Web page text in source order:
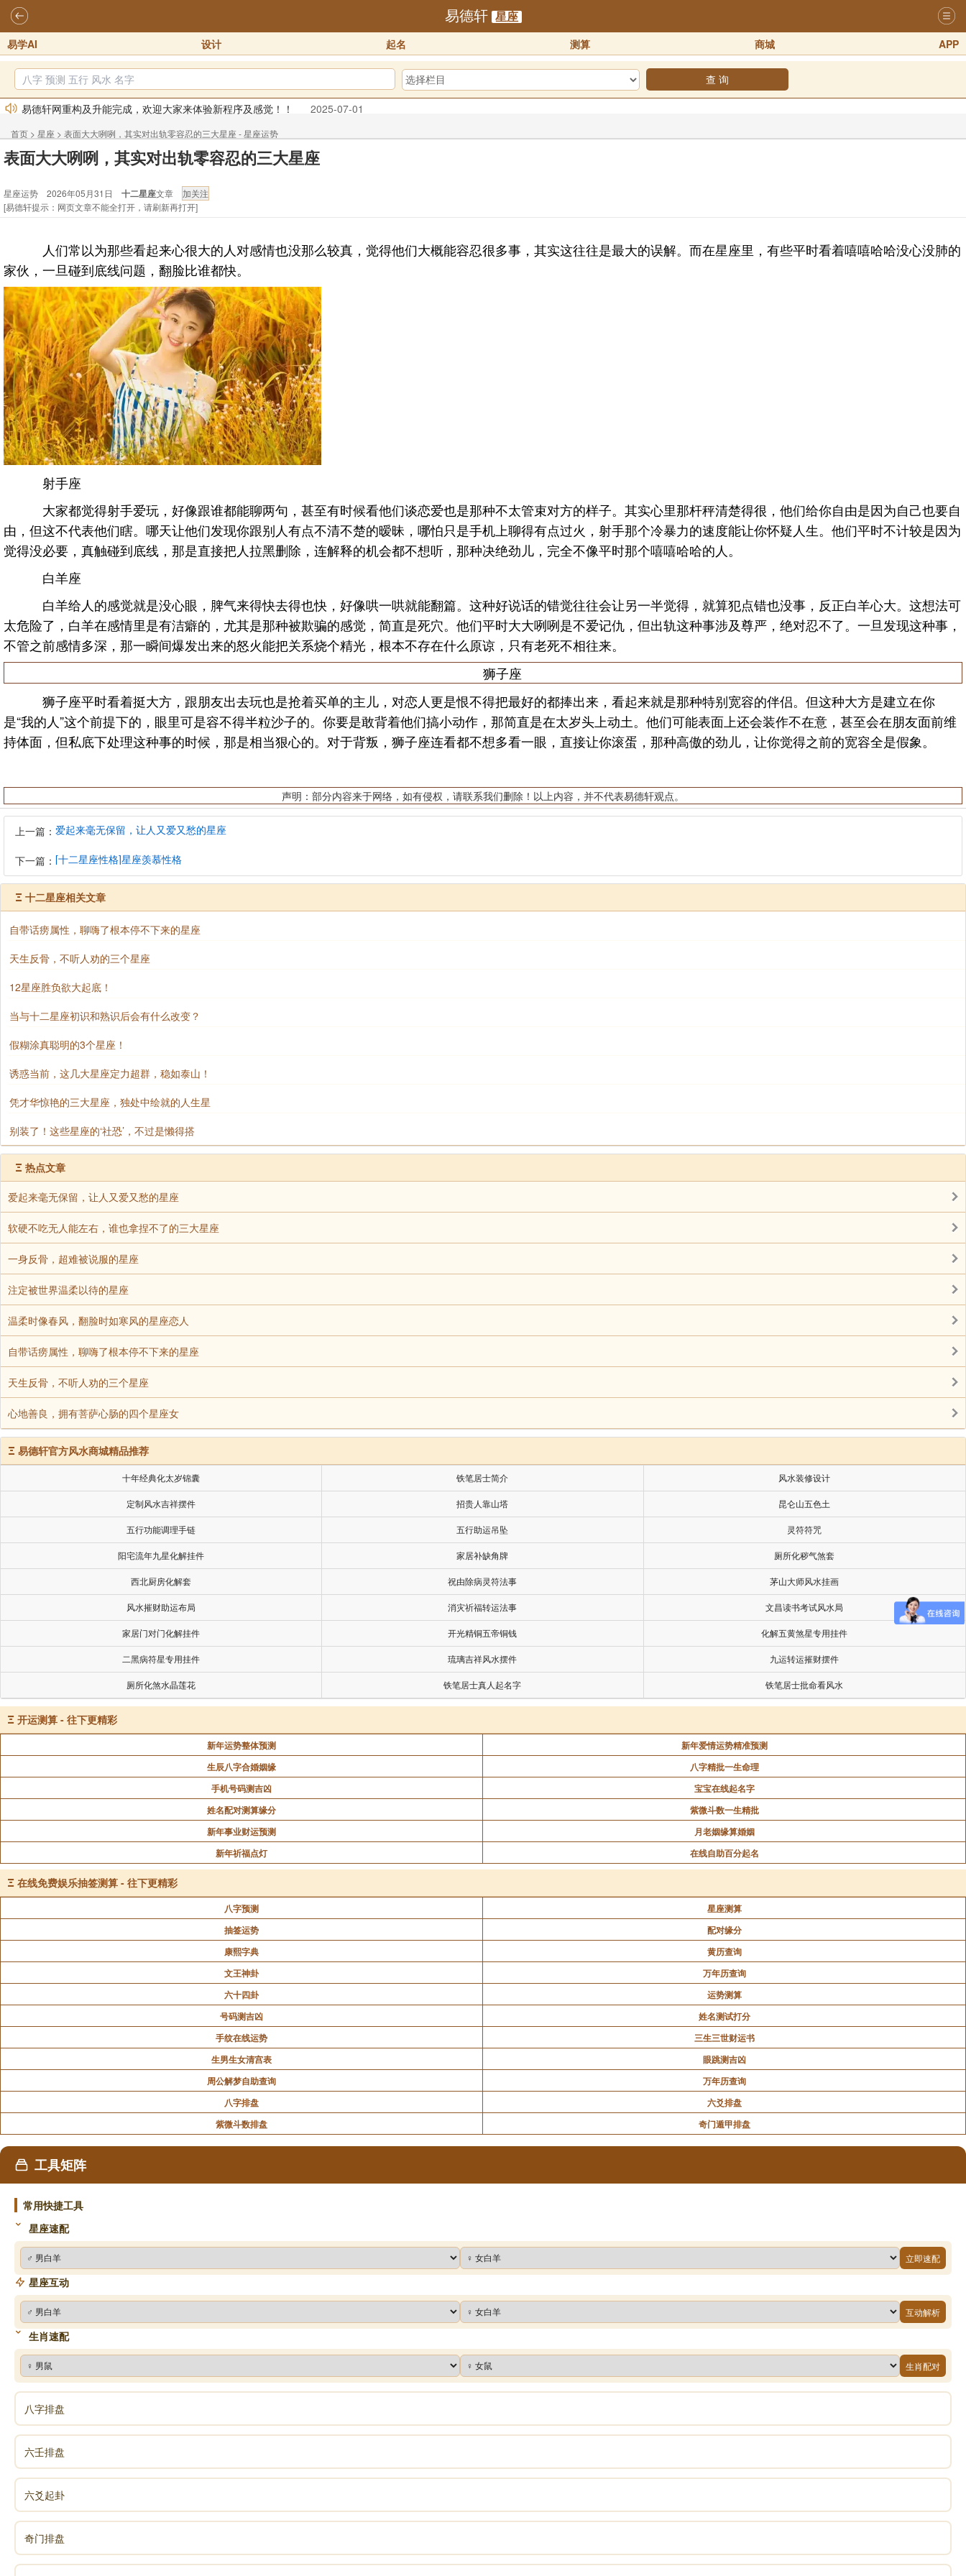
易德轩 星座
易学AI 设计 起名 测算 商城 APP
查 询
易德轩网重构及升能完成，欢迎大家来体验新程序及感觉！！
2025-07-01
2026年化太岁锦囊属马、鼠、牛、龙、兔、狗、鸡生肖化太岁开始预订！！
2026丙午年铁笔居士精批年运说明
2025-10-12
易德轩通告：本网站易德轩商标及LOGO注册声明
易德轩易学ai，ai批八字紫微命理相学，ai智能体客服系统开通，欢迎体验！！
首页 > 星座 > 表面大大咧咧，其实对出轨零容忍的三大星座 - 星座运势
表面大大咧咧，其实对出轨零容忍的三大星座
星座运势 2026年05月31日 十二星座文章
[易德轩提示：网页文章不能全打开，请刷新再打开]
人们常以为那些看起来心很大的人对感情也没那么较真，觉得他们大概能容忍很多事，其实这往往是最大的误解。而在星座里，有些平时看着嘻嘻哈哈没心没肺的
家伙，一旦碰到底线问题，翻脸比谁都快。
射手座
大家都觉得射手爱玩，好像跟谁都能聊两句，甚至有时候看他们谈恋爱也是那种不太管束对方的样子。其实心里那杆秤清楚得很，他们给你自由是因为自己也要自
由，但这不代表他们瞎。哪天让他们发现你跟别人有点不清不楚的暧昧，哪怕只是手机上聊得有点过火，射手那个冷暴力的速度能让你怀疑人生。他们平时不计较是因为
觉得没必要，真触碰到底线，那是直接把人拉黑删除，连解释的机会都不想听，那种决绝劲儿，完全不像平时那个嘻嘻哈哈的人。
白羊座
白羊给人的感觉就是没心眼，脾气来得快去得也快，好像哄一哄就能翻篇。这种好说话的错觉往往会让另一半觉得，就算犯点错也没事，反正白羊心大。这想法可
太危险了，白羊在感情里是有洁癖的，尤其是那种被欺骗的感觉，简直是死穴。他们平时大大咧咧是不爱记仇，但出轨这种事涉及尊严，绝对忍不了。一旦发现这种事，
不管之前感情多深，那一瞬间爆发出来的怒火能把关系烧个精光，根本不存在什么原谅，只有老死不相往来。
狮子座
狮子座平时看着挺大方，跟朋友出去玩也是抢着买单的主儿，对恋人更是恨不得把最好的都捧出来，看起来就是那种特别宽容的伴侣。但这种大方是建立在你
是“我的人”这个前提下的，眼里可是容不得半粒沙子的。你要是敢背着他们搞小动作，那简直是在太岁头上动土。他们可能表面上还会装作不在意，甚至会在朋友面前维
持体面，但私底下处理这种事的时候，那是相当狠心的。对于背叛，狮子座连看都不想多看一眼，直接让你滚蛋，那种高傲的劲儿，让你觉得之前的宽容全是假象。
声明：部分内容来于网络，如有侵权，请联系我们删除！以上内容，并不代表易德轩观点。
上一篇： 爱起来毫无保留，让人又爱又愁的星座
下一篇： [十二星座性格]星座羡慕性格
Ξ 十二星座相关文章
自带话痨属性，聊嗨了根本停不下来的星座
天生反骨，不听人劝的三个星座
12星座胜负欲大起底！
当与十二星座初识和熟识后会有什么改变？
假糊涂真聪明的3个星座！
诱惑当前，这几大星座定力超群，稳如泰山！
凭才华惊艳的三大星座，独处中绘就的人生星
别装了！这些星座的‘社恐’，不过是懒得搭
Ξ 热点文章
爱起来毫无保留，让人又爱又愁的星座
软硬不吃无人能左右，谁也拿捏不了的三大星座
一身反骨，超难被说服的星座
注定被世界温柔以待的星座
温柔时像春风，翻脸时如寒风的星座恋人
自带话痨属性，聊嗨了根本停不下来的星座
天生反骨，不听人劝的三个星座
心地善良，拥有菩萨心肠的四个星座女
Ξ 易德轩官方风水商城精品推荐
十年经典化太岁锦囊 铁笔居士简介 风水装修设计
定制风水吉祥摆件 招贵人靠山塔 昆仑山五色土
五行功能调理手链 五行助运吊坠 灵符符咒
阳宅流年九星化解挂件 家居补缺角牌 厕所化秽气煞套
西北厨房化解套 祝由除病灵符法事 茅山大师风水挂画
风水摧财助运布局 消灾祈福转运法事 文昌读书考试风水局
家居门对门化解挂件 开光精铜五帝铜钱 化解五黄煞星专用挂件
二黑病符星专用挂件 琉璃吉祥风水摆件 九运转运摧财摆件
厕所化煞水晶莲花 铁笔居士真人起名字 铁笔居士批命看风水
Ξ 开运测算 - 往下更精彩
新年运势整体预测
新年爱情运势精准预测
生辰八字合婚姻缘
八字精批一生命理
手机号码测吉凶
宝宝在线起名字
姓名配对测算缘分
紫微斗数一生精批
新年事业财运预测
月老姻缘算婚姻
新年祈福点灯
在线自助百分起名
Ξ 在线免费娱乐抽签测算 - 往下更精彩
八字预测
星座测算
抽签运势
配对缘分
康熙字典
黄历查询
文王神卦
万年历查询
六十四卦
运势测算
号码测吉凶
姓名测试打分
手纹在线运势
三生三世财运书
生男生女清宫表
眼跳测吉凶
周公解梦自助查询
万年历查询
八字排盘
六爻排盘
紫微斗数排盘
奇门遁甲排盘
工具矩阵
常用快捷工具
星座速配
立即速配
星座互动
互动解析
生肖速配
生肖配对
八字排盘
六壬排盘
六爻起卦
奇门排盘